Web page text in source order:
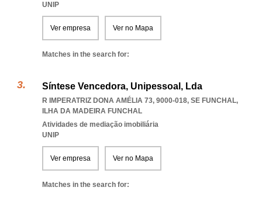
UNIP
Ver empresa Ver no Mapa
Matches in the search for:
Síntese Vencedora, Unipessoal, Lda
R IMPERATRIZ DONA AMÉLIA 73, 9000-018, SE FUNCHAL,
ILHA DA MADEIRA FUNCHAL
Atividades de mediação imobiliária
UNIP
Ver empresa Ver no Mapa
Matches in the search for: